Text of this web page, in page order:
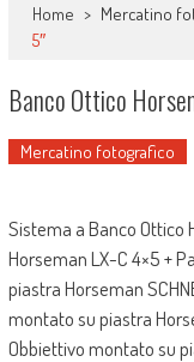
Home > Mercatino
5″
Banco Ottico
Mercatino fotografico
Sistema a Banco Ottico
Horseman LX-C 4×5 +
piastra Horseman
montato su piastra
Obbiettivo montato su